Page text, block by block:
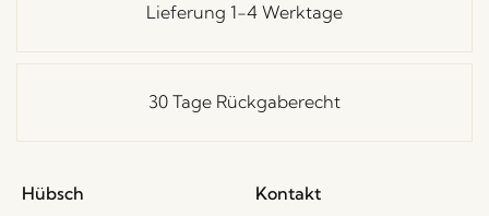
Lieferung 1-4 Werktage
30 Tage Rückgaberecht
Hübsch
Kontakt